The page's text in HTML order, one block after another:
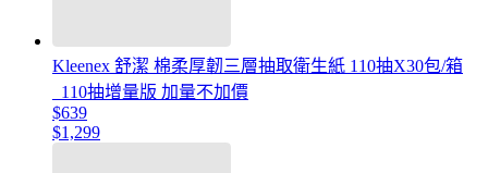
Kleenex 舒潔 棉柔厚韌三層抽取衛生紙 110抽X30包/箱
_110抽增量版 加量不加價
$639
$1,299